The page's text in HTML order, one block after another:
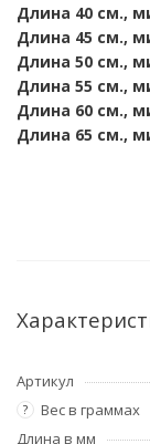
Длина 40 см.,
Длина 45 см.,
Длина 50 см.,
Длина 55 см.,
Длина 60 см.,
Длина 65 см.,
Артикул
? Вес в граммах
Длина в мм